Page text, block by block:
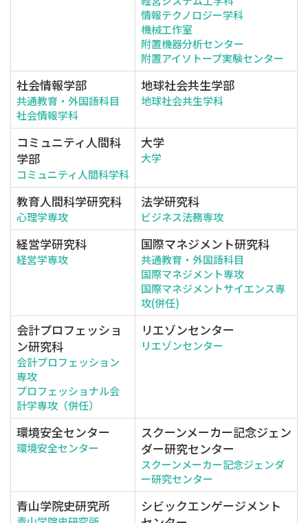
情報テクノロジー学科
機械工作室
附置機器分析センター
附置アイソトープ実験センター
社会情報学部
共通教育・外国語科目
社会情報学科
地球社会共生学部
地球社会共生学科
コミュニティ人間科
学部
コミュニティ人間科学科
大学
大学
教育人間科学研究科
心理学専攻
法学研究科
ビジネス法務専攻
経営学研究科
経営学専攻
国際マネジメント研究科
共通教育・外国語科目
国際マネジメント専攻
国際マネジメントサイエンス専
攻(併任)
会計プロフェッショ
ン研究科
会計プロフェッション
専攻
プロフェッショナル会
計学専攻（併任）
リエゾンセンター
リエゾンセンター
環境安全センター
環境安全センター
スクーンメーカー記念ジェン
ダー研究センター
スクーンメーカー記念ジェンダ
ー研究センター
青山学院史研究所
シビックエンゲージメント